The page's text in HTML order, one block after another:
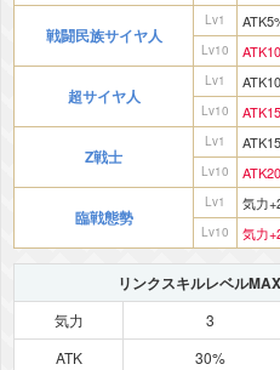
戦闘民族サイヤ人
Lv1
Lv10
超サイヤ人
Lv1
Lv10
Z戦士
Lv1
Lv10
臨戦態勢
Lv1 気力
Lv10 気力
リンクスキルレベル
気力 3
ATK
30%